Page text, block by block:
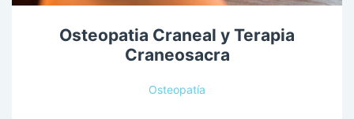
Osteopatia Craneal y Terapia
Craneosacra
Osteopatía